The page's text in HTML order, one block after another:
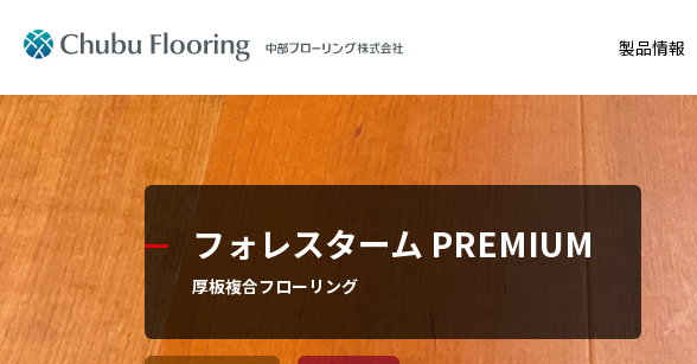
製品情報
製品情報
Product 製品情報トップ
住宅用フローリング
会社案内
Company Information 会社案内トップ
コーポレートアイデンティティ
フォレスターム PREMIUM
厚板複合フローリング